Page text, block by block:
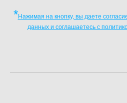
*Нажимая на кнопку, вы даете
данных и соглашаетесь c